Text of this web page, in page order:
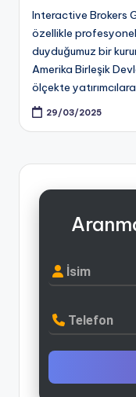
Interactive Brokers
özellikle profesyonel
duyduğumuz bir
Amerika Birleşik
ölçekte
29/03/2025
İsim
Telefon